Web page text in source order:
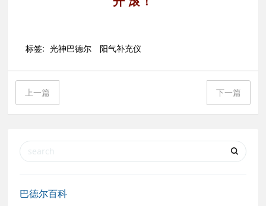
标签: 光神巴德尔 阳气补充仪
上一篇 下一篇
巴德尔百科